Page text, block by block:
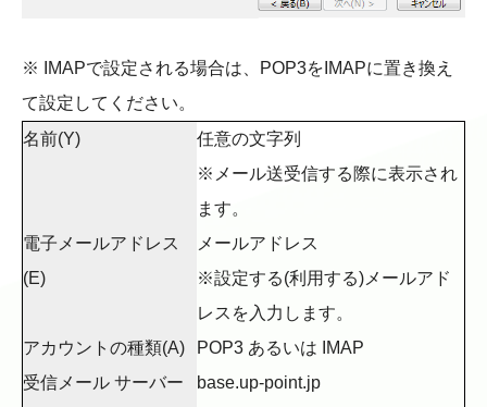
※ IMAPで設定される場合は、POP3をIMAPに置き換え
て設定してください。
名前(Y)
任意の文字列
※メール送受信する際に表示され
ます。
電子メールアドレス
(E)
メールアドレス
※設定する(利用する)メールアド
レスを入力します。
アカウントの種類(A)
POP3 あるいは IMAP
受信メール サーバー
base.up-point.jp